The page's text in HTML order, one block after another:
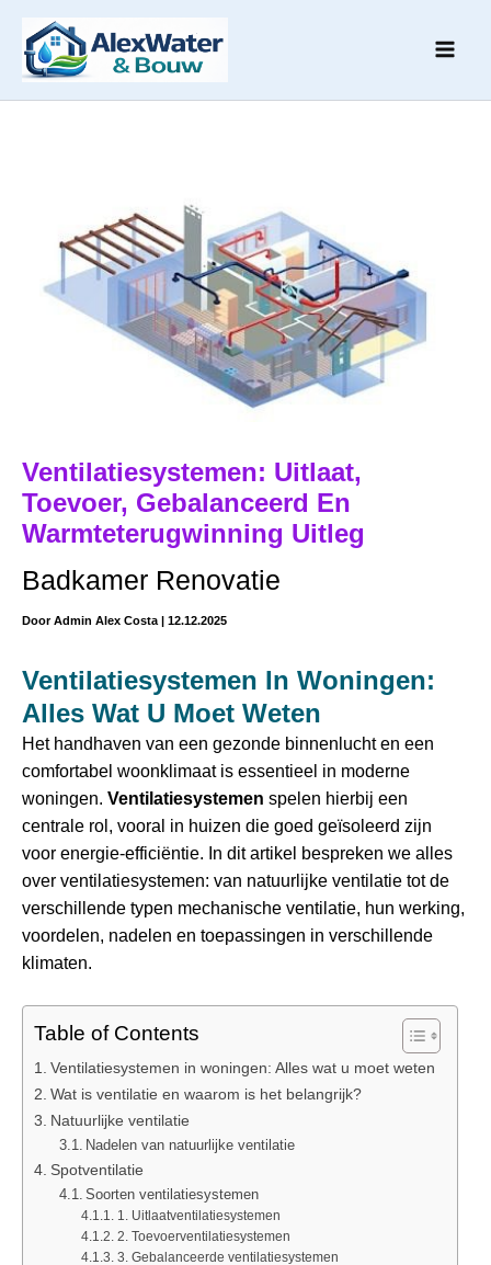
naar
inhoud
Ventilatiesystemen: Uitlaat,
Toevoer, Gebalanceerd En
Warmteterugwinning Uitleg
Badkamer Renovatie
DoorAdmin Alex Costa 12.12.2025
Ventilatiesystemen In Woningen:
Alles Wat U Moet Weten
Het handhaven van een gezonde binnenlucht en een
comfortabel woonklimaat is essentieel in moderne
woningen. Ventilatiesystemen spelen hierbij een
centrale rol, vooral in huizen die goed geïsoleerd zijn
voor energie-efficiëntie. In dit artikel bespreken we alles
over ventilatiesystemen: van natuurlijke ventilatie tot de
verschillende typen mechanische ventilatie, hun werking,
voordelen, nadelen en toepassingen in verschillende
klimaten.
Table of Contents
Ventilatiesystemen in woningen: Alles wat u moet weten
Wat is ventilatie en waarom is het belangrijk?
Natuurlijke ventilatie
Nadelen van natuurlijke ventilatie
Spotventilatie
Soorten ventilatiesystemen
1. Uitlaatventilatiesystemen
2. Toevoerventilatiesystemen
3. Gebalanceerde ventilatiesystemen